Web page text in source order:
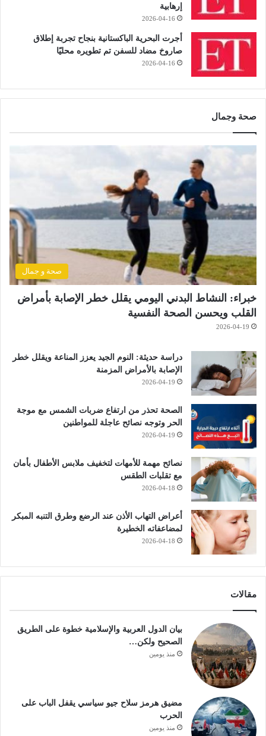
إرهابية
2026-04-16
أجرت البحرية الباكستانية بنجاح تجربة إطلاق
صاروخ مضاد للسفن تم تطويره محليًا
2026-04-16
صحة وجمال
صحة و جمال
خبراء: النشاط البدني اليومي يقلل خطر الإصابة بأمراض
القلب ويحسن الصحة النفسية
2026-04-19
دراسة حديثة: النوم الجيد يعزز المناعة ويقلل خطر
الإصابة بالأمراض المزمنة
2026-04-19
الصحة تحذر من ارتفاع ضربات الشمس مع موجة
الحر وتوجه نصائح عاجلة للمواطنين
2026-04-19
نصائح مهمة للأمهات لتخفيف ملابس الأطفال بأمان
مع تقلبات الطقس
2026-04-18
أعراض التهاب الأذن عند الرضع وطرق التنبه المبكر
لمضاعفاته الخطيرة
2026-04-18
مقالات
بيان الدول العربية والإسلامية خطوة على الطريق
الصحيح ولكن…
منذ يومين
مضيق هرمز سلاح جيو سياسي يقفل الباب على
الحرب
منذ يومين